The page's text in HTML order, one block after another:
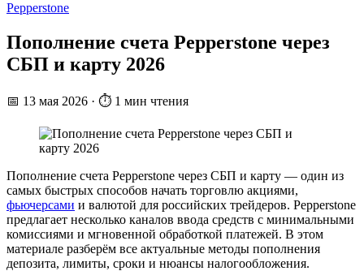
Pepperstone
Пополнение счета Pepperstone через
СБП и карту 2026
📅 13 мая 2026 · ⏱ 1 мин чтения
Пополнение счета Pepperstone через СБП и карту — один из
самых быстрых способов начать торговлю акциями,
фьючерсами и валютой для российских трейдеров. Pepperstone
предлагает несколько каналов ввода средств с минимальными
комиссиями и мгновенной обработкой платежей. В этом
материале разберём все актуальные методы пополнения
депозита, лимиты, сроки и нюансы налогообложения.